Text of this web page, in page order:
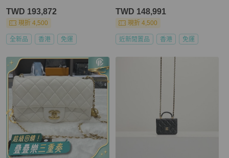
TWD 193,872
現折 4,500
全新品 香港 免運
TWD 148,991
現折 4,500
近新閒置品 香港 免運